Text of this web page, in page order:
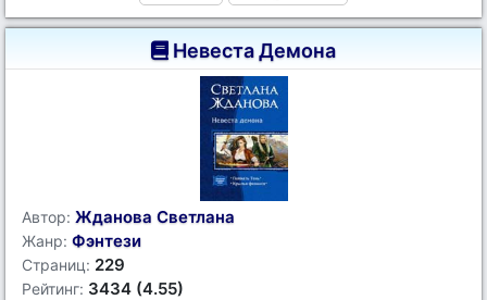
Невеста Демона
Автор: Жданова Светлана
Жанр: Фэнтези
Страниц: 229
Рейтинг: 3434 (4.55)